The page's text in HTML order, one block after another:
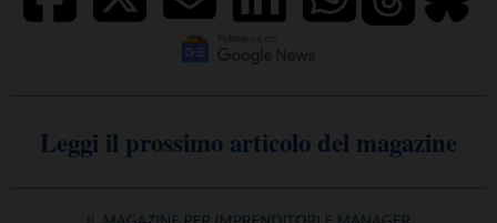
Leggi il prossimo articolo del magazine